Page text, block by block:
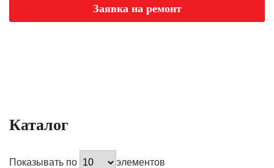
Заявка на ремонт
Каталог
Показывать по элементов